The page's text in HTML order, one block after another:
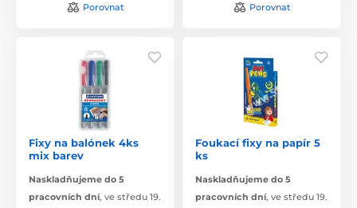
Porovnat Porovnat
Fixy na balónek 4ks
mix barev
Naskladňujeme do 5
pracovních dní, ve středu 19.
Foukací fixy na papír 5
ks
Naskladňujeme do 5
pracovních dní, ve středu 19.